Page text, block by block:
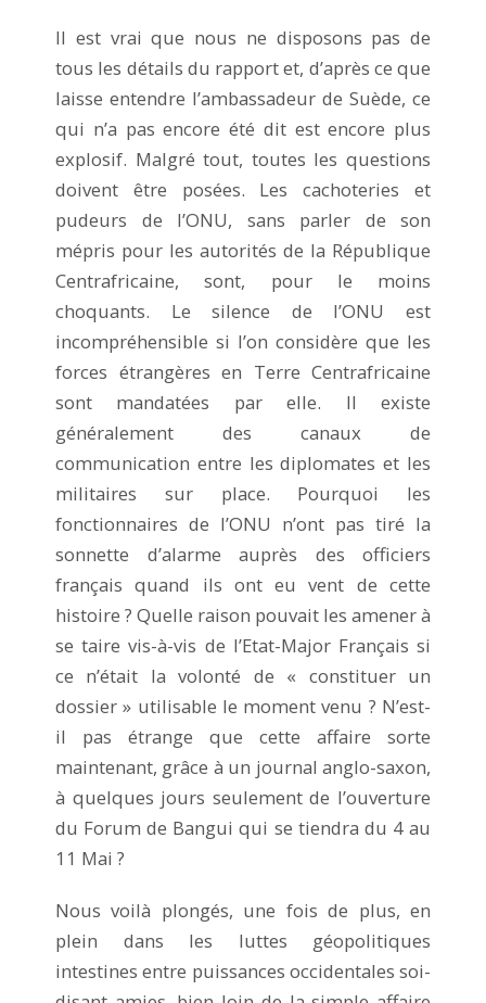
Il est vrai que nous ne disposons pas de
tous les détails du rapport et, d’après ce que
laisse entendre l’ambassadeur de Suède, ce
qui n’a pas encore été dit est encore plus
explosif. Malgré tout, toutes les questions
doivent être posées. Les cachoteries et
pudeurs de l’ONU, sans parler de son
mépris pour les autorités de la République
Centrafricaine, sont, pour le moins
choquants. Le silence de l’ONU est
incompréhensible si l’on considère que les
forces étrangères en Terre Centrafricaine
sont mandatées par elle. Il existe
généralement des canaux de
communication entre les diplomates et les
militaires sur place. Pourquoi les
fonctionnaires de l’ONU n’ont pas tiré la
sonnette d’alarme auprès des officiers
français quand ils ont eu vent de cette
histoire ? Quelle raison pouvait les amener à
se taire vis-à-vis de l’Etat-Major Français si
ce n’était la volonté de « constituer un
dossier » utilisable le moment venu ? N’est-
il pas étrange que cette affaire sorte
maintenant, grâce à un journal anglo-saxon,
à quelques jours seulement de l’ouverture
du Forum de Bangui qui se tiendra du 4 au
11 Mai ?
Nous voilà plongés, une fois de plus, en
plein dans les luttes géopolitiques
intestines entre puissances occidentales soi-